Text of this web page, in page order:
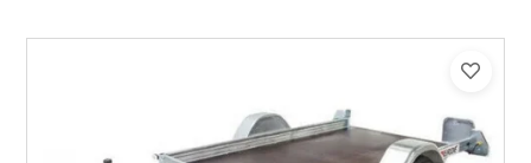
Plancher :Plancher bois antidérapant